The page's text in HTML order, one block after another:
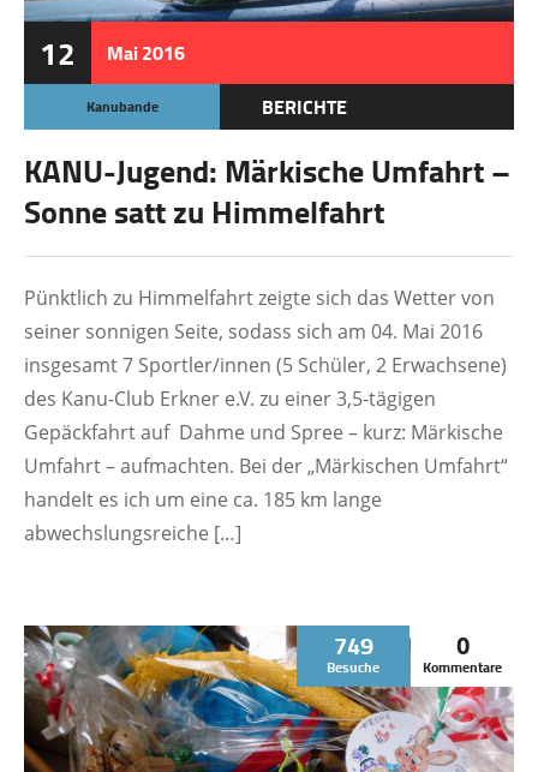
12 Mai2016
Kanubande BERICHTE
KANU-Jugend: Märkische Umfahrt –
Sonne satt zu Himmelfahrt
Pünktlich zu Himmelfahrt zeigte sich das Wetter von
seiner sonnigen Seite, sodass sich am 04. Mai 2016
insgesamt 7 Sportler/innen (5 Schüler, 2 Erwachsene)
des Kanu-Club Erkner e.V. zu einer 3,5-tägigen
Gepäckfahrt auf Dahme und Spree – kurz: Märkische
Umfahrt – aufmachten. Bei der „Märkischen Umfahrt“
handelt es ich um eine ca. 185 km lange
abwechslungsreiche […]
749
Besuche
0
Kommentare